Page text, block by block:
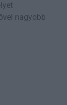
nagyobb